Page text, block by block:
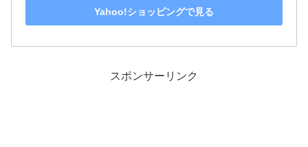
Yahoo!ショッピングで見る
スポンサーリンク